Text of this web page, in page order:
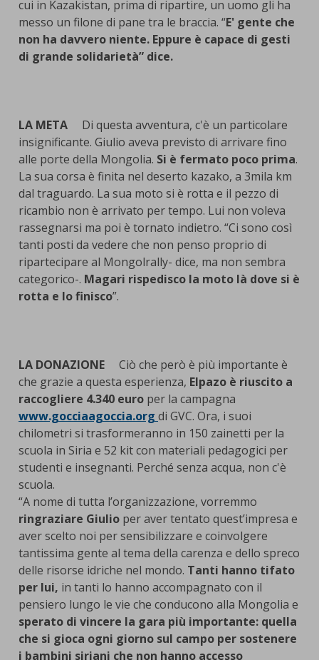
cui in Kazakistan, prima di ripartire, un uomo gli ha
messo un filone di pane tra le braccia. “E' gente che
non ha davvero niente. Eppure è capace di gesti
di grande solidarietà” dice.
LA META
Di questa avventura, c'è un particolare
insignificante. Giulio aveva previsto di arrivare fino
alle porte della Mongolia. Si è fermato poco prima.
La sua corsa è finita nel deserto kazako, a 3mila km
dal traguardo. La sua moto si è rotta e il pezzo di
ricambio non è arrivato per tempo. Lui non voleva
rassegnarsi ma poi è tornato indietro. “Ci sono così
tanti posti da vedere che non penso proprio di
ripartecipare al Mongolrally- dice, ma non sembra
categorico-. Magari rispedisco la moto là dove si è
rotta e lo finisco”.
LA DONAZIONE
Ciò che però è più importante è
che grazie a questa esperienza, Elpazo è riuscito a
raccogliere 4.340 euro per la campagna
www.gocciaagoccia.org di GVC. Ora, i suoi
chilometri si trasformeranno in 150 zainetti per la
scuola in Siria e 52 kit con materiali pedagogici per
studenti e insegnanti. Perché senza acqua, non c'è
scuola.
“A nome di tutta l’organizzazione, vorremmo
ringraziare Giulio per aver tentato quest’impresa e
aver scelto noi per sensibilizzare e coinvolgere
tantissima gente al tema della carenza e dello spreco
delle risorse idriche nel mondo. Tanti hanno tifato
per lui, in tanti lo hanno accompagnato con il
pensiero lungo le vie che conducono alla Mongolia e
sperato di vincere la gara più importante: quella
che si gioca ogni giorno sul campo per sostenere
i bambini siriani che non hanno accesso